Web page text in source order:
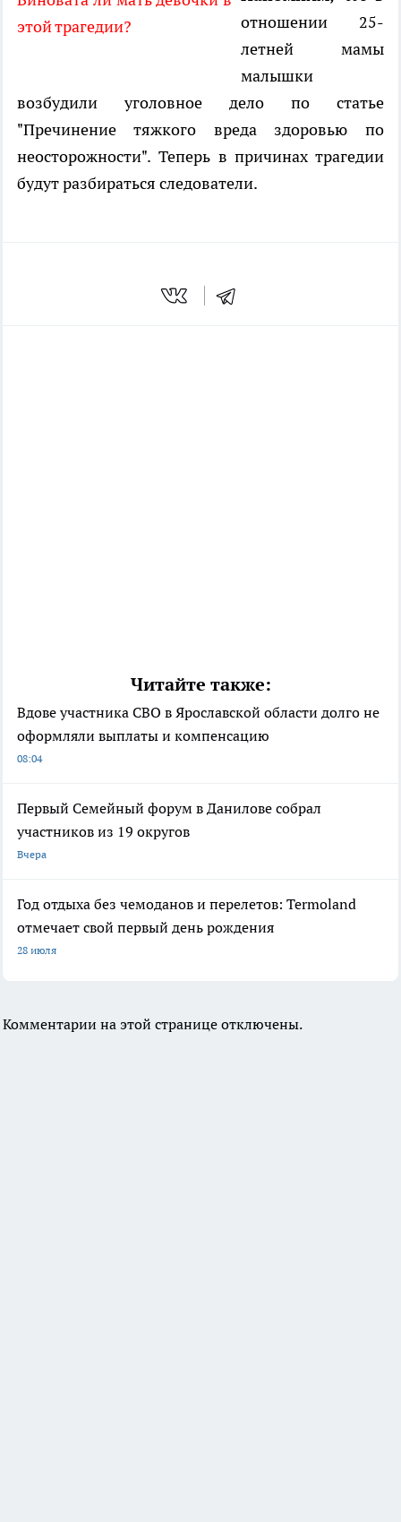
этой трагедии?
отношении 25-
летней мамы
малышки
возбудили уголовное дело по статье
"Пречинение тяжкого вреда здоровью по
неосторожности". Теперь в причинах трагедии
будут разбираться следователи.
Читайте также:
Вдове участника СВО в Ярославской области долго не
оформляли выплаты и компенсацию
08:04
Первый Семейный форум в Данилове собрал
участников из 19 округов
Вчера
Год отдыха без чемоданов и перелетов: Termoland
отмечает свой первый день рождения
28 июля
Комментарии на этой странице отключены.